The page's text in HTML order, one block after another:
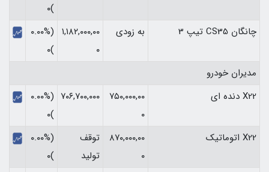
)۰
چانگان CS35 تیپ 3
به زودی
۱,۱۸۲,۰۰۰,۰۰
۰
(۰.۰۰%
)۰
مدیران خودرو
X22 دنده ای
۷۵۰,۰۰۰,۰۰
۰
۷۰۶,۷۰۰,۰۰۰
(۰.۰۰%
)۰
X22 اتوماتیک
۸۷۰,۰۰۰,۰۰
۰
توقف
تولید
(۰.۰۰%
)۰